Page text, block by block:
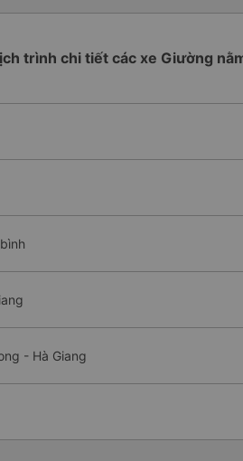
trình chi tiết các xe Giường
- Hà Giang